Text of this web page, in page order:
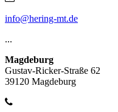
info@hering-mt.de
...
Magdeburg
Gustav-Ricker-Straße 62
39120 Magdeburg